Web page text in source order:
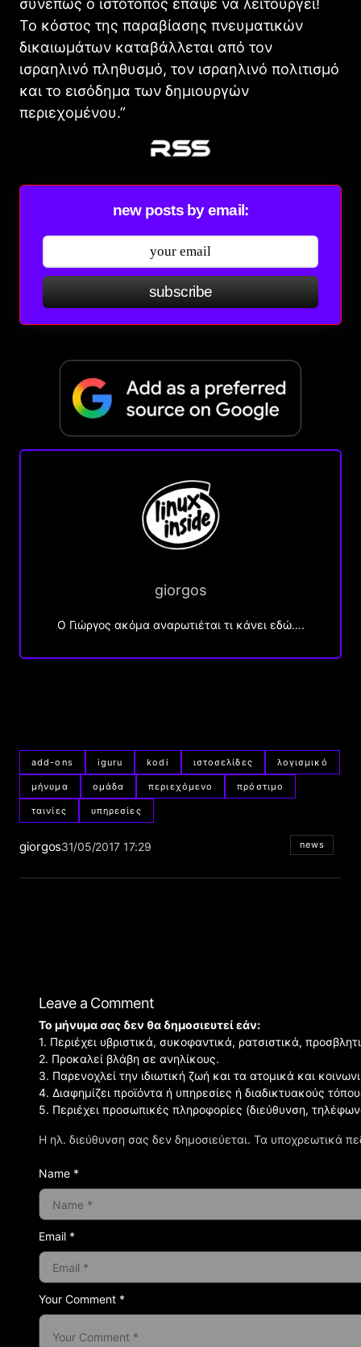
συνεπώς ο ιστότοπος έπαψε να λειτουργεί!
Το κόστος της παραβίασης πνευματικών
δικαιωμάτων καταβάλλεται από τον
ισραηλινό πληθυσμό, τον ισραηλινό πολιτισμό
και το εισόδημα των δημιουργών
περιεχομένου.”
new posts by email:
subscribe
giorgos
Ο Γιώργος ακόμα αναρωτιέται τι κάνει εδώ….
add-ons iguru kodi ιστοσελίδες λογισμικό
μήνυμα ομάδα περιεχόμενο πρόστιμο
ταινίες υπηρεσίες
giorgos31/05/2017 17:29 news
Leave a Comment
Η ηλ. διεύθυνση σας δεν δημοσιεύεται. Τα υποχρεωτικά
Your Comment *
Το μήνυμα σας δεν θα δημοσιευτεί εάν:
1. Περιέχει υβριστικά, συκοφαντικά, ρατσιστικά,
2. Προκαλεί βλάβη σε ανηλίκους.
3. Παρενοχλεί την ιδιωτική ζωή και τα ατομικά και
4. Διαφημίζει προϊόντα ή υπηρεσίες ή διαδικτυακούς
5. Περιέχει προσωπικές πληροφορίες (διεύθυνση,
Name *
Email *